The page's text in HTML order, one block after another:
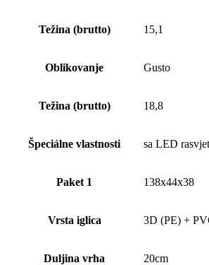
Težina (brutto) 15,1
Oblikovanje Gusto
Težina (brutto) 18,8
Špeciálne vlastnosti sa LED
Paket 1 138x44x38
Vrsta iglica 3D (PE) +
Duljina vrha 20cm